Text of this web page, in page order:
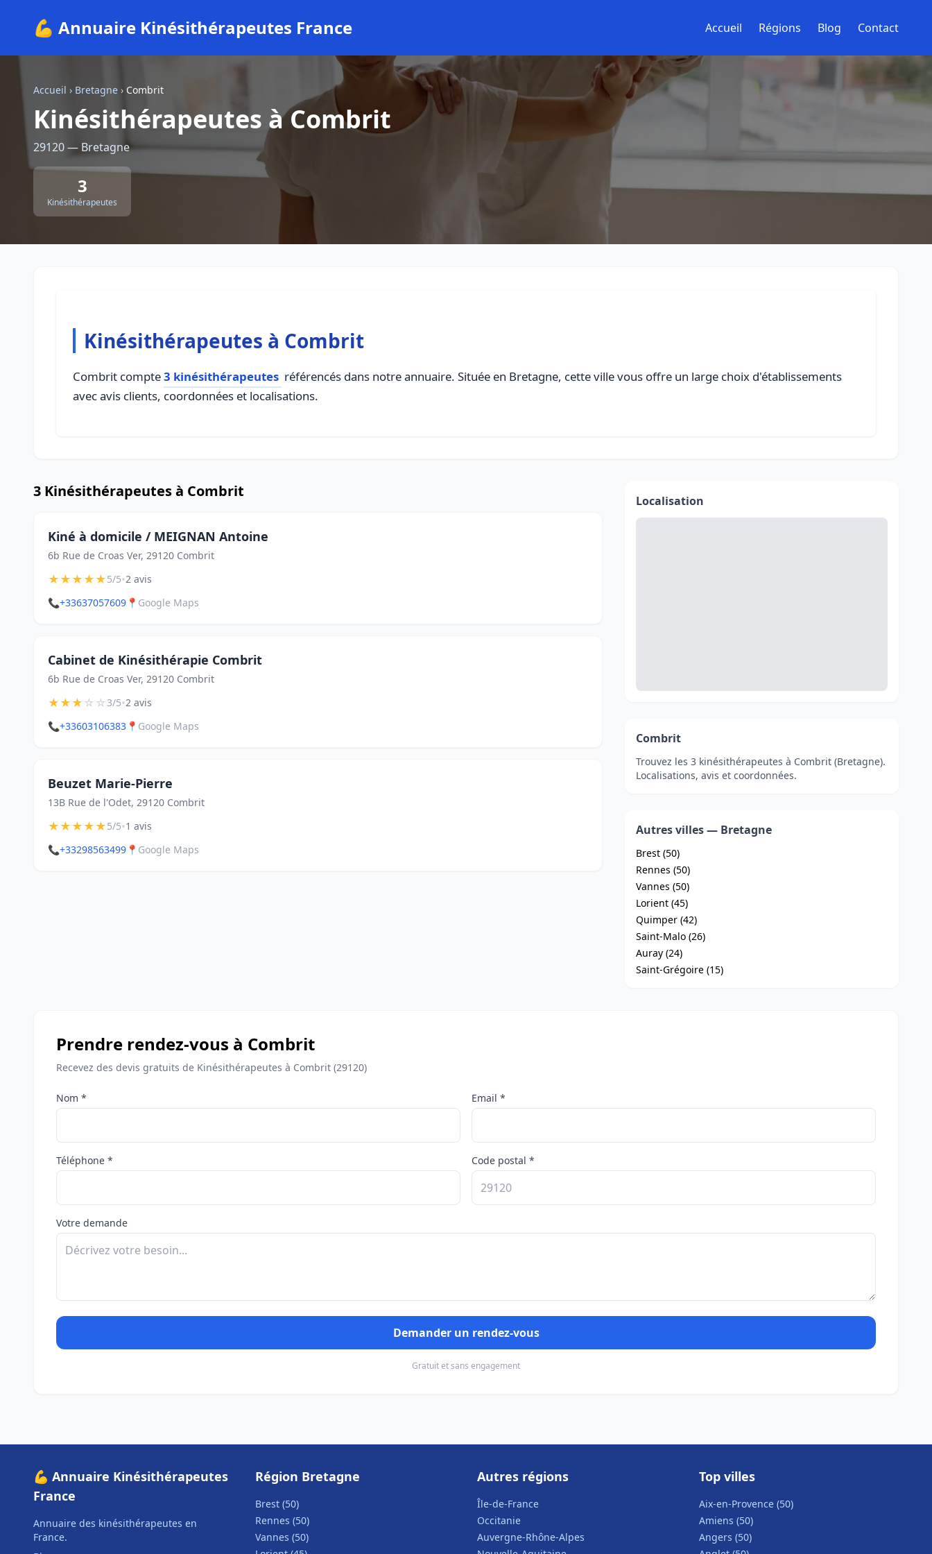
💪 Annuaire Kinésithérapeutes France Accueil Régions Blog Contact
Accueil › Bretagne › Combrit
Kinésithérapeutes à Combrit
29120 — Bretagne
3
Kinésithérapeutes
Kinésithérapeutes à Combrit
Combrit compte3 kinésithérapeutes référencés dans notre annuaire. Située en Bretagne, cette ville vous offre un large choix d'établissements
avec avis clients, coordonnées et localisations.
3 Kinésithérapeutes à Combrit
Kiné à domicile / MEIGNAN Antoine
6b Rue de Croas Ver, 29120 Combrit
★★★★★5/5•2 avis
📞+33637057609 📍 Google Maps
Cabinet de Kinésithérapie Combrit
6b Rue de Croas Ver, 29120 Combrit
★★★☆☆3/5•2 avis
📞+33603106383 📍 Google Maps
Beuzet Marie-Pierre
13B Rue de l'Odet, 29120 Combrit
★★★★★5/5•1 avis
📞+33298563499 📍 Google Maps
Localisation
Combrit
Trouvez les 3 kinésithérapeutes à Combrit (Bretagne).
Localisations, avis et coordonnées.
Autres villes — Bretagne
Brest (50)
Rennes (50)
Vannes (50)
Lorient (45)
Quimper (42)
Saint-Malo (26)
Auray (24)
Saint-Grégoire (15)
Prendre rendez-vous à Combrit
Recevez des devis gratuits de Kinésithérapeutes à Combrit (29120)
Nom * Email *
Téléphone * Code postal *
Votre demande
Demander un rendez-vous
Gratuit et sans engagement
💪 Annuaire Kinésithérapeutes
France
Annuaire des kinésithérapeutes en
France.
Région Bretagne
Brest (50)
Rennes (50)
Vannes (50)
Autres régions
Île-de-France
Occitanie
Auvergne-Rhône-Alpes
Top villes
Aix-en-Provence (50)
Amiens (50)
Angers (50)